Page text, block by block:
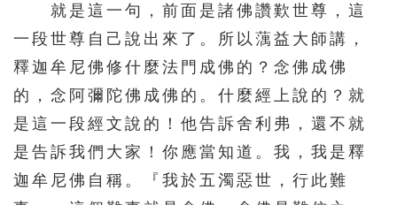
就是這一句，前面是諸佛讚歎世尊，這
一段世尊自己說出來了。所以蕅益大師講，
釋迦牟尼佛修什麼法門成佛的？念佛成佛
的，念阿彌陀佛成佛的。什麼經上說的？就
是這一段經文說的！他告訴舍利弗，還不就
是告訴我們大家！你應當知道。我，我是釋
迦牟尼佛自稱。『我於五濁惡世，行此難